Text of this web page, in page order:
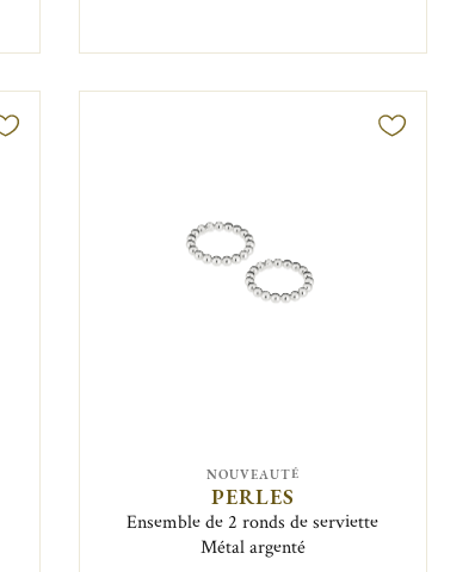
NOUVEAUTÉ
PERLES
Ensemble de 2 ronds de serviette
Métal argenté